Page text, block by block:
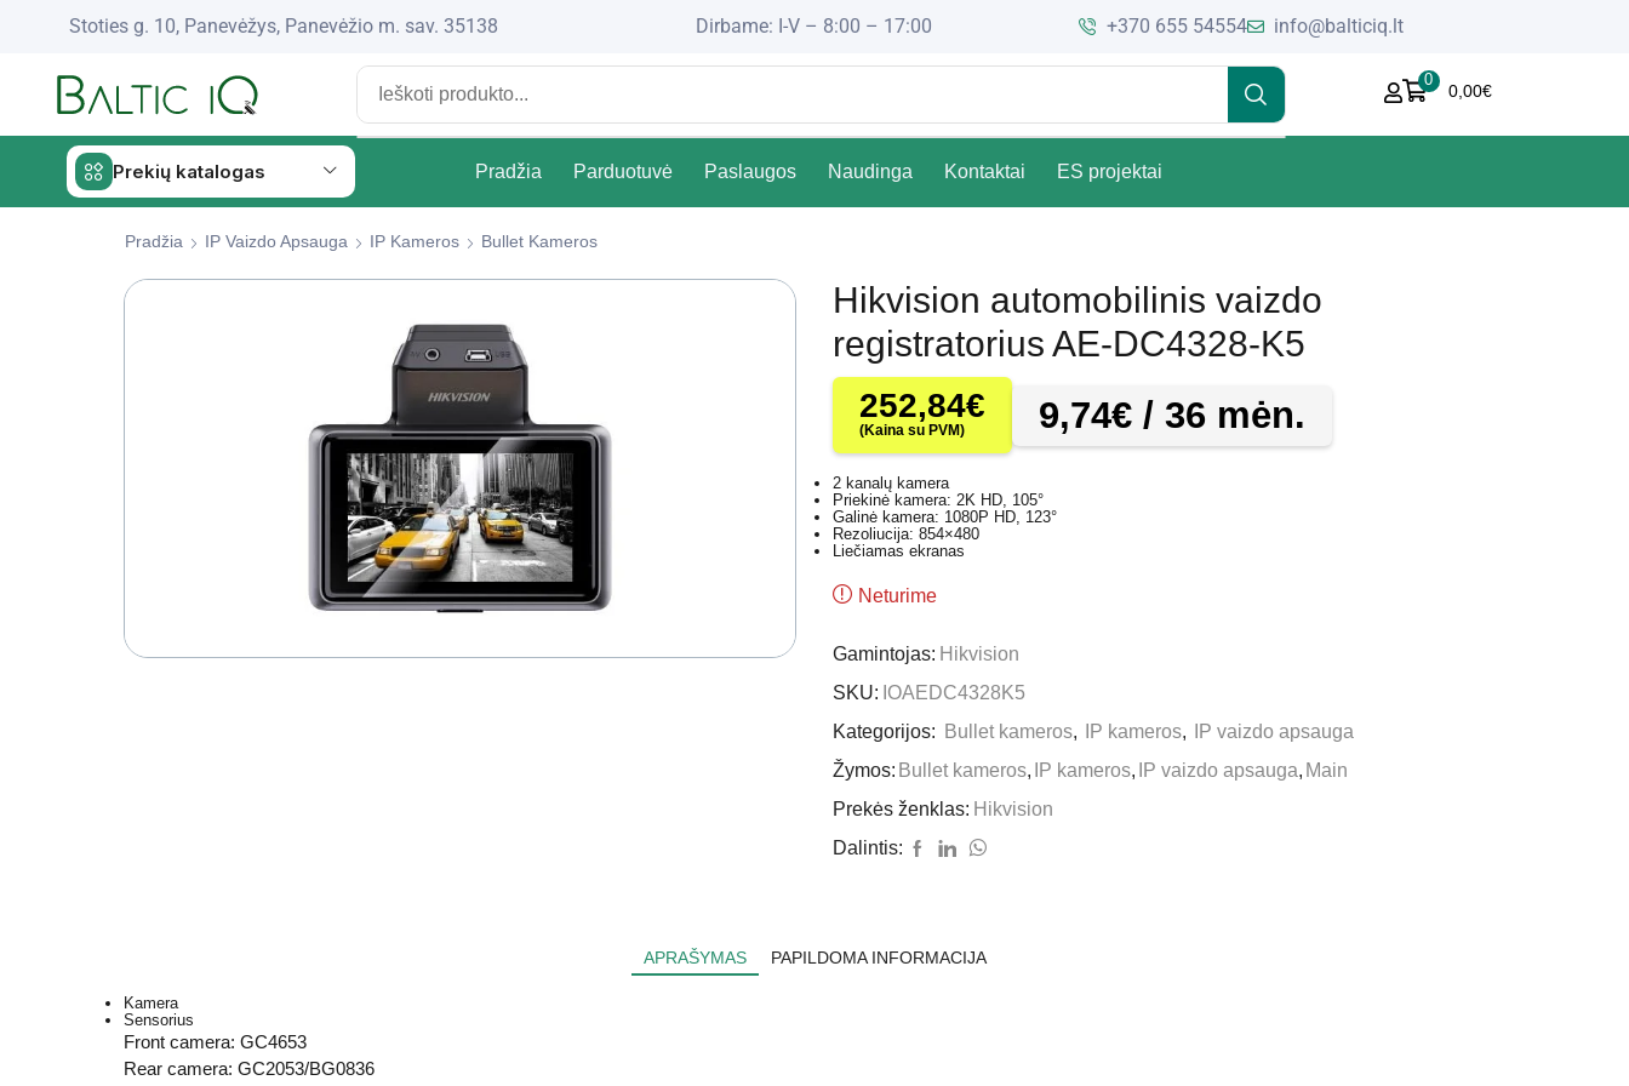
Stoties g. 10, Panevėžys, Panevėžio m. sav. 35138 Dirbame: I-V – 8:00 – 17:00 +370 655 54554 info@balticiq.lt
0
0,00€
Prekių katalogas Pradžia Parduotuvė Paslaugos Naudinga Kontaktai ES projektai
Pradžia IP Vaizdo Apsauga IP Kameros Bullet Kameros
Hikvision automobilinis vaizdo
registratorius AE-DC4328-K5
252,84€
(Kaina su PVM) 9,74€ / 36 mėn.
2 kanalų kamera
Priekinė kamera: 2K HD, 105°
Galinė kamera: 1080P HD, 123°
Rezoliucija: 854×480
Liečiamas ekranas
Neturime
Gamintojas: Hikvision
SKU: IOAEDC4328K5
Kategorijos:
Bullet kameros, IP kameros,
IP vaizdo apsauga
Žymos: Bullet kameros, IP kameros, IP vaizdo apsauga, Main
Prekės ženklas: Hikvision
Dalintis:
APRAŠYMAS PAPILDOMA INFORMACIJA
Kamera
Sensorius
Front camera: GC4653
Rear camera: GC2053/BG0836